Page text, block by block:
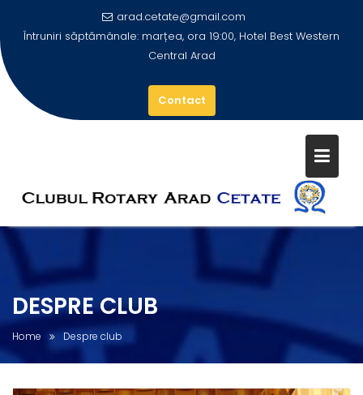
arad.cetate@gmail.com
Întruniri săptămânale: marțea, ora 19:00, Hotel Best Western
Central Arad
Contact
DESPRE CLUB
Home Despre club